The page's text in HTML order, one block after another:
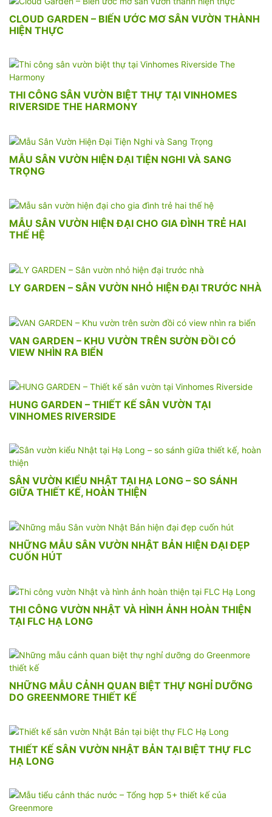
CLOUD GARDEN – BIẾN ƯỚC MƠ SÂN VƯỜN THÀNH
HIỆN THỰC
THI CÔNG SÂN VƯỜN BIỆT THỰ TẠI VINHOMES
RIVERSIDE THE HARMONY
MẪU SÂN VƯỜN HIỆN ĐẠI TIỆN NGHI VÀ SANG
TRỌNG
MẪU SÂN VƯỜN HIỆN ĐẠI CHO GIA ĐÌNH TRẺ HAI
THẾ HỆ
LY GARDEN – SÂN VƯỜN NHỎ HIỆN ĐẠI TRƯỚC NHÀ
VAN GARDEN – KHU VƯỜN TRÊN SƯỜN ĐỒI CÓ
VIEW NHÌN RA BIỂN
HUNG GARDEN – THIẾT KẾ SÂN VƯỜN TẠI
VINHOMES RIVERSIDE
SÂN VƯỜN KIỂU NHẬT TẠI HẠ LONG – SO SÁNH
GIỮA THIẾT KẾ, HOÀN THIỆN
NHỮNG MẪU SÂN VƯỜN NHẬT BẢN HIỆN ĐẠI ĐẸP
CUỐN HÚT
THI CÔNG VƯỜN NHẬT VÀ HÌNH ẢNH HOÀN THIỆN
TẠI FLC HẠ LONG
NHỮNG MẪU CẢNH QUAN BIỆT THỰ NGHỈ DƯỠNG
DO GREENMORE THIẾT KẾ
THIẾT KẾ SÂN VƯỜN NHẬT BẢN TẠI BIỆT THỰ FLC
HẠ LONG